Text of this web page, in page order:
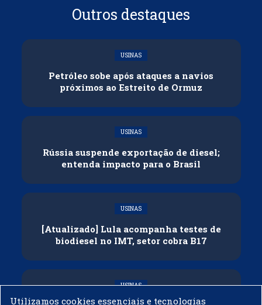
Outros destaques
USINAS
Petróleo sobe após ataques a navios
próximos ao Estreito de Ormuz
USINAS
Rússia suspende exportação de diesel;
entenda impacto para o Brasil
USINAS
[Atualizado] Lula acompanha testes de
biodiesel no IMT, setor cobra B17
USINAS
Utilizamos cookies essenciais e tecnologias